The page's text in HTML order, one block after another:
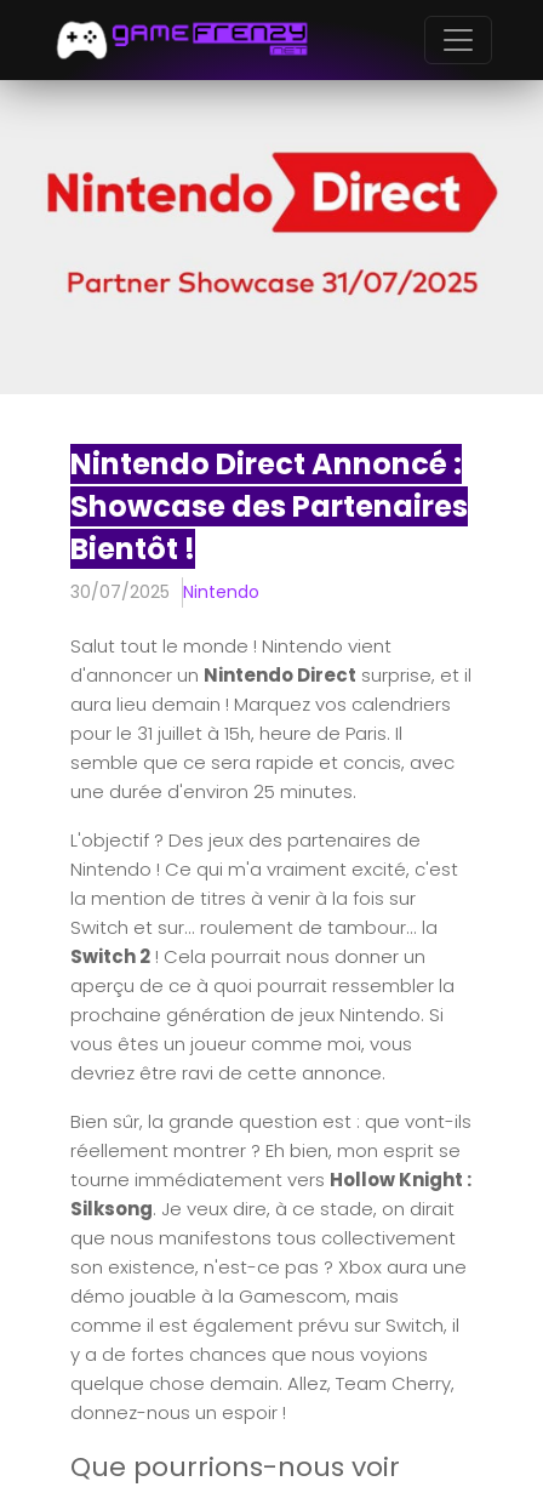
Nintendo Direct Annoncé :
Showcase des Partenaires
Bientôt !
30/07/2025 Nintendo
Salut tout le monde ! Nintendo vient
d'annoncer un Nintendo Direct surprise, et il
aura lieu demain ! Marquez vos calendriers
pour le 31 juillet à 15h, heure de Paris. Il
semble que ce sera rapide et concis, avec
une durée d'environ 25 minutes.
L'objectif ? Des jeux des partenaires de
Nintendo ! Ce qui m'a vraiment excité, c'est
la mention de titres à venir à la fois sur
Switch et sur... roulement de tambour... la
Switch 2 ! Cela pourrait nous donner un
aperçu de ce à quoi pourrait ressembler la
prochaine génération de jeux Nintendo. Si
vous êtes un joueur comme moi, vous
devriez être ravi de cette annonce.
Bien sûr, la grande question est : que vont-ils
réellement montrer ? Eh bien, mon esprit se
tourne immédiatement vers Hollow Knight :
Silksong. Je veux dire, à ce stade, on dirait
que nous manifestons tous collectivement
son existence, n'est-ce pas ? Xbox aura une
démo jouable à la Gamescom, mais
comme il est également prévu sur Switch, il
y a de fortes chances que nous voyions
quelque chose demain. Allez, Team Cherry,
donnez-nous un espoir !
Que pourrions-nous voir